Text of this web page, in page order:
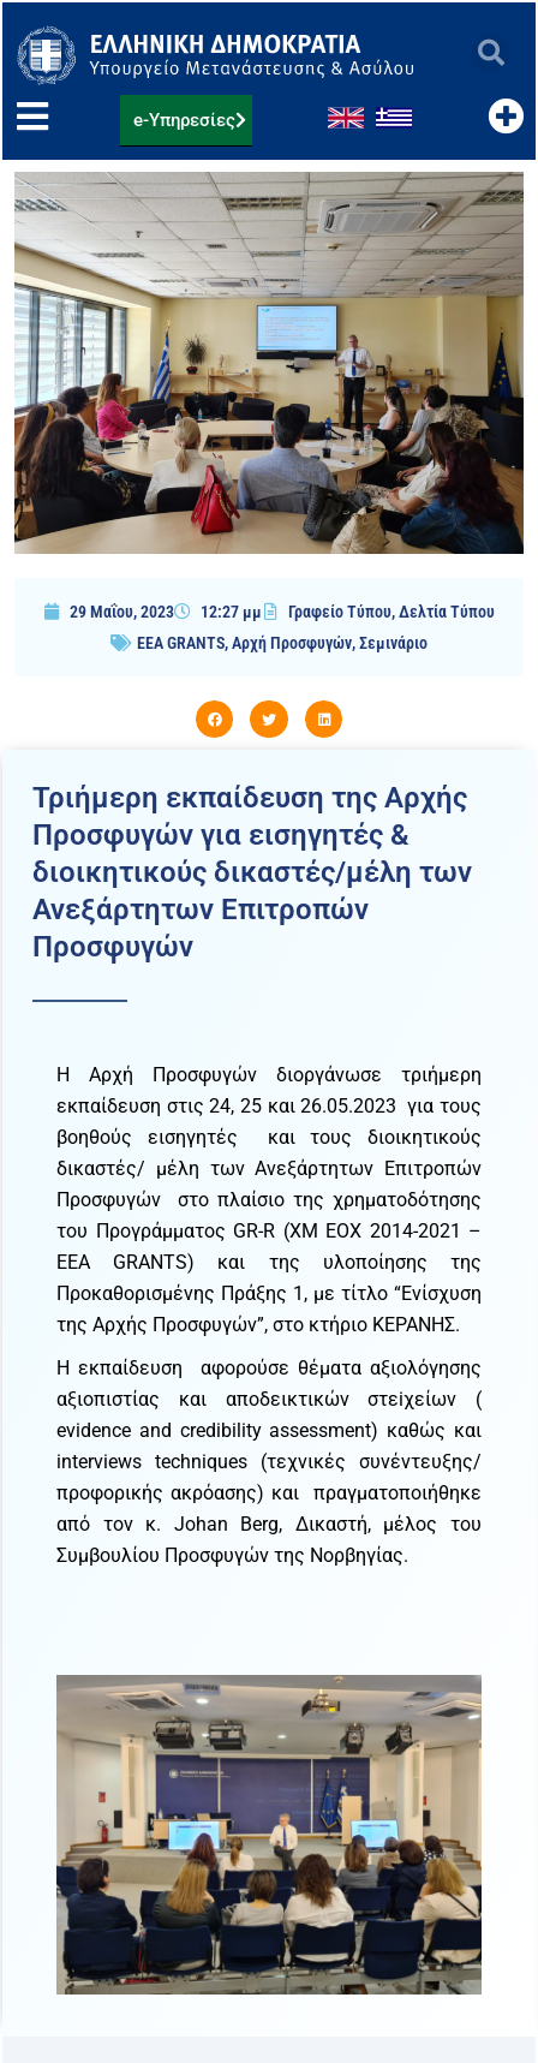
στο
περιεχόμενο
e-Υπηρεσίες
29 Μαΐου, 2023 12:27 μμ Γραφείο Τύπου,Δελτία Τύπου
EEA GRANTS,Αρχή Προσφυγών,Σεμινάριο
Τριήμερη εκπαίδευση της Αρχής
Προσφυγών για εισηγητές &
διοικητικούς δικαστές/μέλη των
Ανεξάρτητων Επιτροπών
Προσφυγών
Η Αρχή Προσφυγών διοργάνωσε τριήμερη
εκπαίδευση στις 24, 25 και 26.05.2023 για τους
βοηθούς εισηγητές και τους διοικητικούς
δικαστές/ μέλη των Ανεξάρτητων Επιτροπών
Προσφυγών στο πλαίσιο της χρηματοδότησης
του Προγράμματος GR-R (ΧΜ ΕΟΧ 2014-2021 –
EEA GRANTS) και της υλοποίησης της
Προκαθορισμένης Πράξης 1, με τίτλο “Ενίσχυση
της Αρχής Προσφυγών”, στο κτήριο ΚΕΡΑΝΗΣ.
Η εκπαίδευση αφορούσε θέματα αξιολόγησης
αξιοπιστίας και αποδεικτικών στεiχείων (
evidence and credibility assessment) καθώς και
interviews techniques (τεχνικές συνέντευξης/
προφορικής ακρόασης) και πραγματοποιήθηκε
από τον κ. Johan Berg, Δικαστή, μέλος του
Συμβουλίου Προσφυγών της Νορβηγίας.